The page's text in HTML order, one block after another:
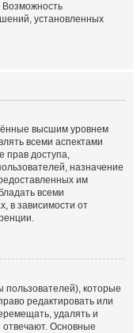
установленных
высшим уровнем
всеми аспектами
прав доступа,
назначение
им
всеми
в зависимости от
которые
редактировать или
удалять и
Основные